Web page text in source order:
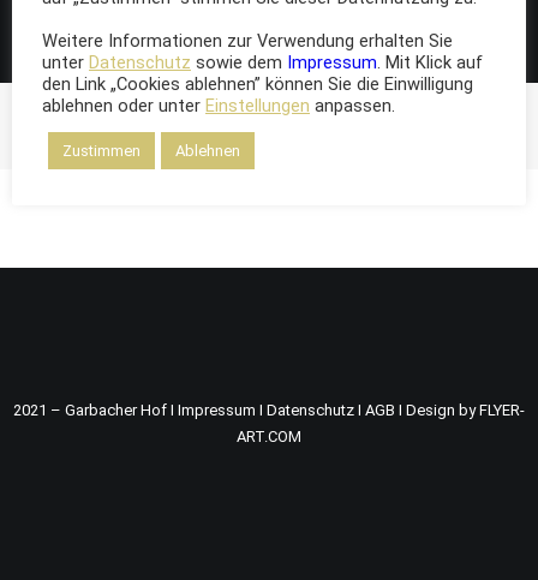
2021 – Garbacher Hof I Impressum I Datenschutz I AGB I Design by FLYER-
ART.COM
Weitere Informationen zur Verwendung erhalten Sie
unter Datenschutz sowie dem Impressum . Mit Klick auf
den Link „Cookies ablehnen” können Sie die Einwilligung
ablehnen oder unter Einstellungen anpassen.
Zustimmen Ablehnen